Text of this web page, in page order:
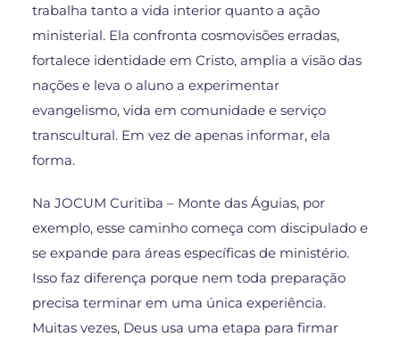
trabalha tanto a vida interior quanto a ação
ministerial. Ela confronta cosmovisões erradas,
fortalece identidade em Cristo, amplia a visão das
nações e leva o aluno a experimentar
evangelismo, vida em comunidade e serviço
transcultural. Em vez de apenas informar, ela
forma.
Na JOCUM Curitiba – Monte das Águias, por
exemplo, esse caminho começa com discipulado e
se expande para áreas específicas de ministério.
Isso faz diferença porque nem toda preparação
precisa terminar em uma única experiência.
Muitas vezes, Deus usa uma etapa para firmar